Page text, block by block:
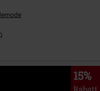
15%
Rabatt